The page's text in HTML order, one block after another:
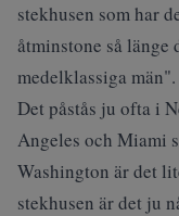
stekhusen som har
åtminstone så
medelklassiga män".
Det påstås ju ofta i
Angeles och Miami
Washington är det
stekhusen är det ju